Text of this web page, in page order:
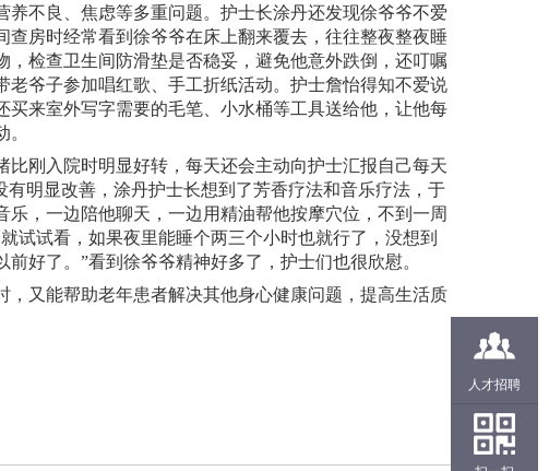
养不良
焦虑等多重问题。 护士长涂丹还发现徐爷爷不爱
查房时经常看到 徐爷爷在床上翻来覆去 ，往往整夜整夜睡
，检查卫生间防滑垫是否稳妥，避免他意外跌倒，还叮嘱
老爷子参加唱红歌、手工折纸活动。护士詹怡得知不爱说
来室外写字需要的毛笔、小水桶等工具送给他，让他每
比刚入院时明显好转，每天还会主动向护士汇报自己每天
明显改善，涂丹护士长想到了芳香疗法和音乐疗法，于
乐，一边陪他聊天，一边用精油帮他按摩穴位，不到一周
试试看 ， 如果夜里能睡个两三个小时也就行了 ， 没想到
前好了。 ”看到徐爷爷精神好多了，护士们也很欣慰。
，又能帮助老年患者解决其他身心健康问题，提高生活质
人才招聘